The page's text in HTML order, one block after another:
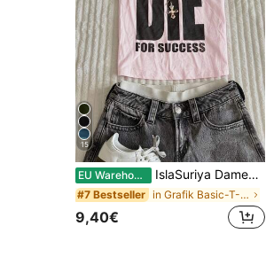
15
EU Warehouse IslaSuriya Damen Weißes Tinte Muster Figurbetontes Kurzarm T-Shirt
#7 Bestseller in Grafik Basic-T-Shirts
9,40€